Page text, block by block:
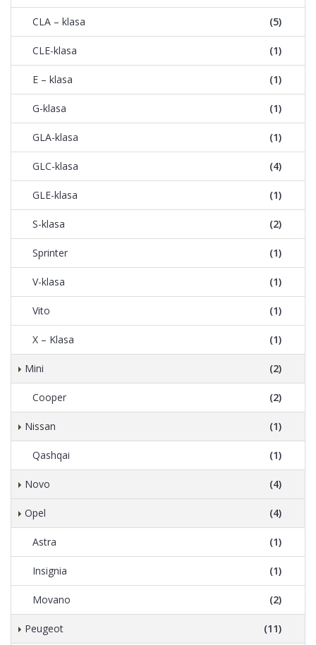
CLA – klasa (5)
CLE-klasa (1)
E – klasa (1)
G-klasa (1)
GLA-klasa (1)
GLC-klasa (4)
GLE-klasa (1)
S-klasa (2)
Sprinter (1)
V-klasa (1)
Vito (1)
X – Klasa (1)
Mini (2)
Cooper (2)
Nissan (1)
Qashqai (1)
Novo (4)
Opel (4)
Astra (1)
Insignia (1)
Movano (2)
Peugeot (11)